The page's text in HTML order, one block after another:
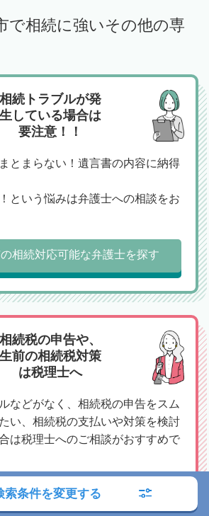
で相続に強いその他の専
相続トラブルが発
生している場合は
要注意！！
とまらない！遺言書の内容に納得
という悩みは弁護士への相談をお
相続対応可能な弁護士を探す
相続税の申告や、
生前の相続税対策
は税理士へ
などがなく、相続税の申告をスム
い、相続税の支払いや対策を検討
は税理士へのご相談がおすすめで
の相続対応可能な税理士を探す
索条件を変更する